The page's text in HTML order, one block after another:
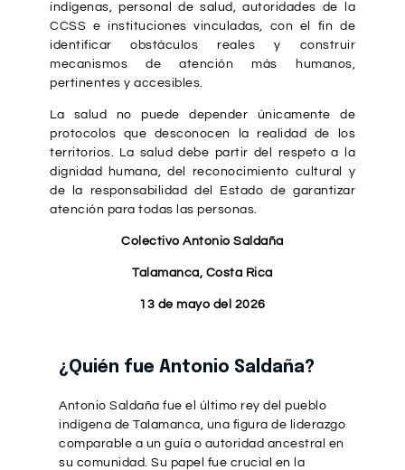
indígenas, personal de salud, autoridades de la
CCSS e instituciones vinculadas, con el fin de
identificar obstáculos reales y construir
mecanismos de atención más humanos,
pertinentes y accesibles.
La salud no puede depender únicamente de
protocolos que desconocen la realidad de los
territorios. La salud debe partir del respeto a la
dignidad humana, del reconocimiento cultural y
de la responsabilidad del Estado de garantizar
atención para todas las personas.
Colectivo Antonio Saldaña
Talamanca, Costa Rica
13 de mayo del 2026
¿Quién fue Antonio Saldaña?
Antonio Saldaña fue el último rey del pueblo
indígena de Talamanca, una figura de liderazgo
comparable a un guía o autoridad ancestral en
su comunidad. Su papel fue crucial en la